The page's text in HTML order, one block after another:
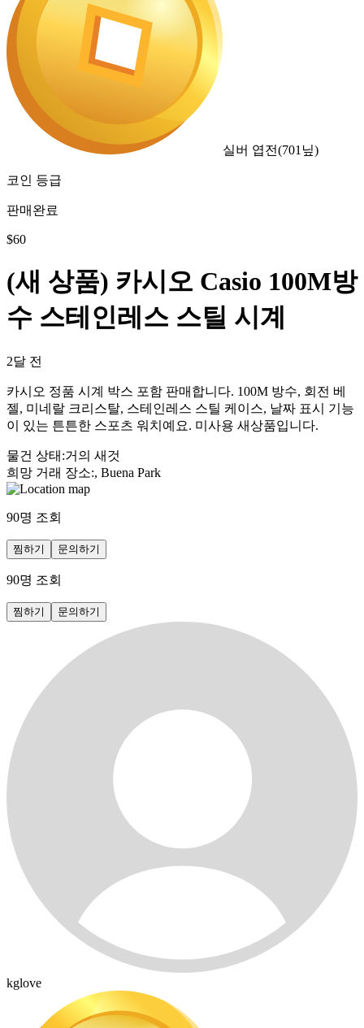
실버 엽전(701 닢)
코인 등급
판매완료
$60
(새 상품) 카시오 Casio 100M방
수 스테인레스 스틸 시계
2달 전
카시오 정품 시계 박스 포함 판매합니다. 100M 방수, 회전 베
젤, 미네랄 크리스탈, 스테인레스 스틸 케이스, 날짜 표시 기능
이 있는 튼튼한 스포츠 워치예요. 미사용 새상품입니다.
물건 상태 :거의 새것
희망 거래 장소:, Buena Park
90명 조회
찜하기 문의하기
90명 조회
찜하기 문의하기
kglove